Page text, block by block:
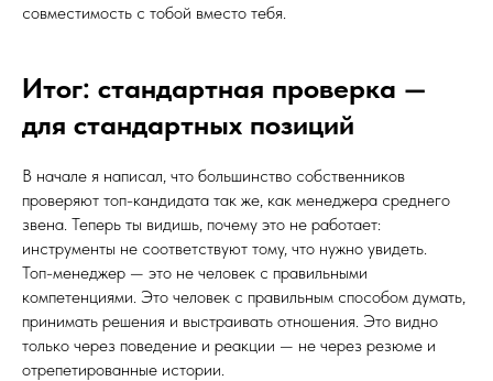
совместимость с тобой вместо тебя.
Итог: стандартная проверка —
для стандартных позиций
В начале я написал, что большинство собственников
проверяют топ-кандидата так же, как менеджера среднего
звена. Теперь ты видишь, почему это не работает:
инструменты не соответствуют тому, что нужно увидеть.
Топ-менеджер — это не человек с правильными
компетенциями. Это человек с правильным способом думать,
принимать решения и выстраивать отношения. Это видно
только через поведение и реакции — не через резюме и
отрепетированные истории.